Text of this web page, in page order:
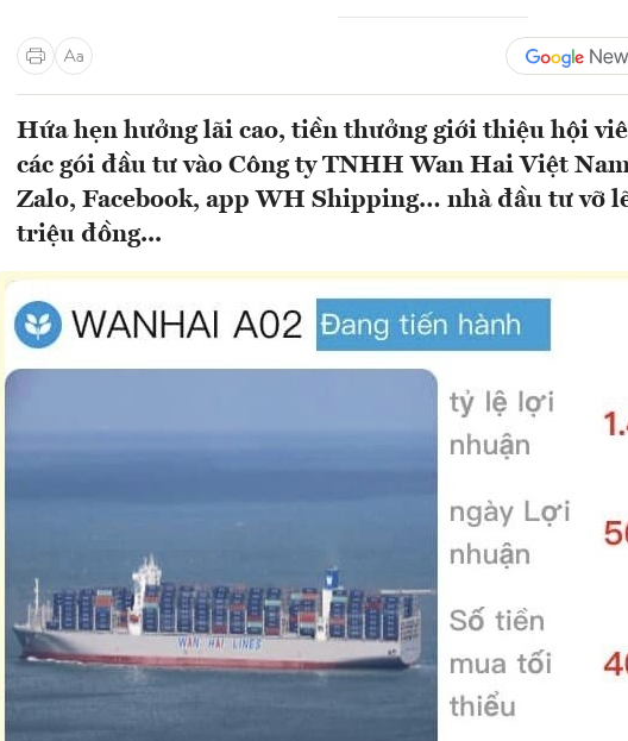
Hứa hẹn hưởng lãi cao, tiền thưởng giới thiệu hội
các gói đầu tư vào Công ty TNHH Wan Hai Việt
Zalo, Facebook, app WH Shipping… nhà đầu tư vỡ
triệu đồng...